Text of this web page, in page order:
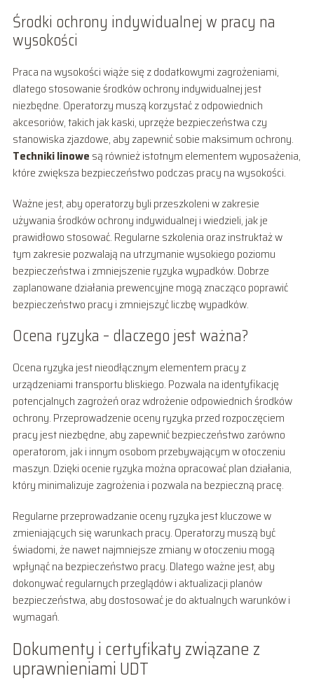
Środki ochrony indywidualnej w pracy na
wysokości
Praca na wysokości wiąże się z dodatkowymi zagrożeniami,
dlatego stosowanie środków ochrony indywidualnej jest
niezbędne. Operatorzy muszą korzystać z odpowiednich
akcesoriów, takich jak kaski, uprzęże bezpieczeństwa czy
stanowiska zjazdowe, aby zapewnić sobie maksimum ochrony.
Techniki linowe są również istotnym elementem wyposażenia,
które zwiększa bezpieczeństwo podczas pracy na wysokości.
Ważne jest, aby operatorzy byli przeszkoleni w zakresie
używania środków ochrony indywidualnej i wiedzieli, jak je
prawidłowo stosować. Regularne szkolenia oraz instruktaż w
tym zakresie pozwalają na utrzymanie wysokiego poziomu
bezpieczeństwa i zmniejszenie ryzyka wypadków. Dobrze
zaplanowane działania prewencyjne mogą znacząco poprawić
bezpieczeństwo pracy i zmniejszyć liczbę wypadków.
Ocena ryzyka – dlaczego jest ważna?
Ocena ryzyka jest nieodłącznym elementem pracy z
urządzeniami transportu bliskiego. Pozwala na identyfikację
potencjalnych zagrożeń oraz wdrożenie odpowiednich środków
ochrony. Przeprowadzenie oceny ryzyka przed rozpoczęciem
pracy jest niezbędne, aby zapewnić bezpieczeństwo zarówno
operatorom, jak i innym osobom przebywającym w otoczeniu
maszyn. Dzięki ocenie ryzyka można opracować plan działania,
który minimalizuje zagrożenia i pozwala na bezpieczną pracę.
Regularne przeprowadzanie oceny ryzyka jest kluczowe w
zmieniających się warunkach pracy. Operatorzy muszą być
świadomi, że nawet najmniejsze zmiany w otoczeniu mogą
wpłynąć na bezpieczeństwo pracy. Dlatego ważne jest, aby
dokonywać regularnych przeglądów i aktualizacji planów
bezpieczeństwa, aby dostosować je do aktualnych warunków i
wymagań.
Dokumenty i certyfikaty związane z
uprawnieniami UDT